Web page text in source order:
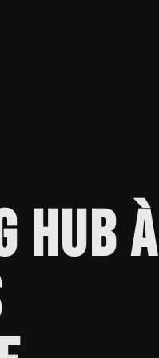
HUB À